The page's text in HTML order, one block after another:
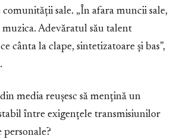
sale. „În afara muncii sale,
muzica. Adevăratul său talent
cânta la clape, sintetizatoare și bas”,
media reușesc să mențină un
între exigențele transmisiunilor
personale?